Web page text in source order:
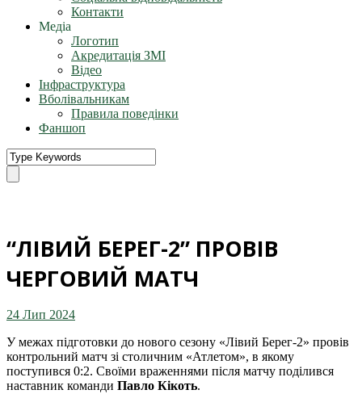
Контакти
Медіа
Логотип
Акредитація ЗМІ
Відео
Інфраструктура
Вболівальникам
Правила поведінки
Фаншоп
“ЛІВИЙ БЕРЕГ-2” ПРОВІВ
ЧЕРГОВИЙ МАТЧ
24 Лип 2024
У межах підготовки до нового сезону «Лівий Берег-2» провів
контрольний матч зі столичним «Атлетом», в якому
поступився 0:2. Своїми враженнями після матчу поділився
наставник команди Павло Кікоть.